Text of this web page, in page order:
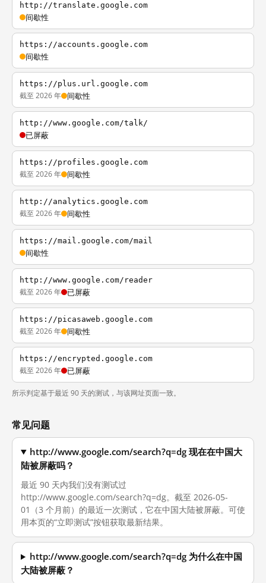
http://translate.google.com
间歇性
https://accounts.google.com
间歇性
https://plus.url.google.com
截至 2026 年 间歇性
http://www.google.com/talk/
已屏蔽
https://profiles.google.com
截至 2026 年 间歇性
http://analytics.google.com
截至 2026 年 间歇性
https://mail.google.com/mail
间歇性
http://www.google.com/reader
截至 2026 年 已屏蔽
https://picasaweb.google.com
截至 2026 年 间歇性
https://encrypted.google.com
截至 2026 年 已屏蔽
所示判定基于最近 90 天的测试，与该网址页面一致。
常见问题
http://www.google.com/search?q=dg 现在在中国大
陆被屏蔽吗？
最近 90 天内我们没有测试过
http://www.google.com/search?q=dg。截至 2026-05-
01（3 个月前）的最近一次测试，它在中国大陆被屏蔽。可使
用本页的“立即测试”按钮获取最新结果。
http://www.google.com/search?q=dg 为什么在中国
大陆被屏蔽？